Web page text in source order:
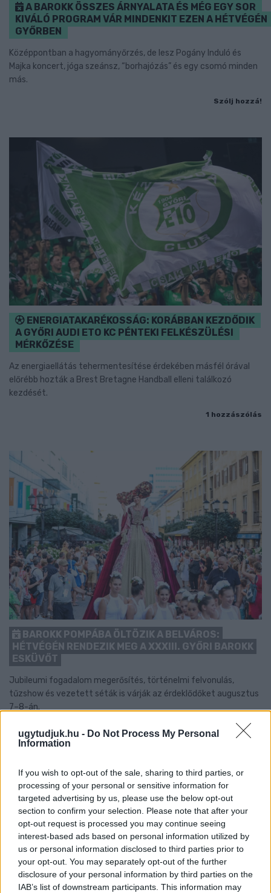
ugytudjuk.hu - Do Not Process My Personal
Information
If you wish to opt-out of the sale, sharing to third parties, or
processing of your personal or sensitive information for
targeted advertising by us, please use the below opt-out
section to confirm your selection. Please note that after your
opt-out request is processed you may continue seeing
interest-based ads based on personal information utilized by
us or personal information disclosed to third parties prior to
your opt-out. You may separately opt-out of the further
disclosure of your personal information by third parties on the
IAB’s list of downstream participants. This information may
A BAROKK ÖSSZES ÁRNYALATA ÉS MÉG EGY SOR
KIVÁLÓ PROGRAM VÁR MINDENKIT EZEN A HÉTVÉGÉN
GYŐRBEN
Középpontban a hagyományőrzés, de lesz Pogány Induló és
Majka koncert, jóga szeánsz, “borhajózás” és egy csomó minden
más.
Szólj hozzá!
ENERGIATAKARÉKOSSÁG: KORÁBBAN KEZDŐDIK
A GYŐRI AUDI ETO KC PÉNTEKI FELKÉSZÜLÉSI
MÉRKŐZÉSE
Az energiaellátás tehermentesítése érdekében másfél órával
előrébb hozták a Brest Bretagne Handball elleni találkozó
kezdését.
1 hozzászólás
BAROKK POMPÁBA ÖLTÖZIK A BELVÁROS:
HÉTVÉGÉN RENDEZIK MEG A XXXIII. GYŐRI BAROKK
ESKÜVŐT
Jubileumi fogadalom megerősítés, történelmi felvonulás,
tűzshow és vezetett séták is várják az érdeklődőket augusztus
7–8-án.
Szólj hozzá!